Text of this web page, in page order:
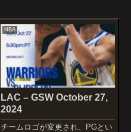
NBA
LAC – GSW October 27,
2024
チームロゴが変更され、PGとい